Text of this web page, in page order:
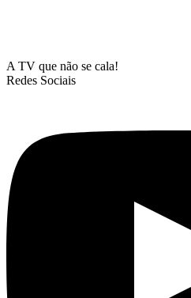
A TV que não se cala!
Redes Sociais